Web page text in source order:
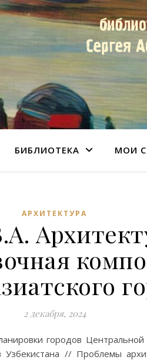
БИБЛИОТЕКА МОИ
АРХИТЕКТУРА
2 декабря, 2024
городов
Узбекистана // Проблемы